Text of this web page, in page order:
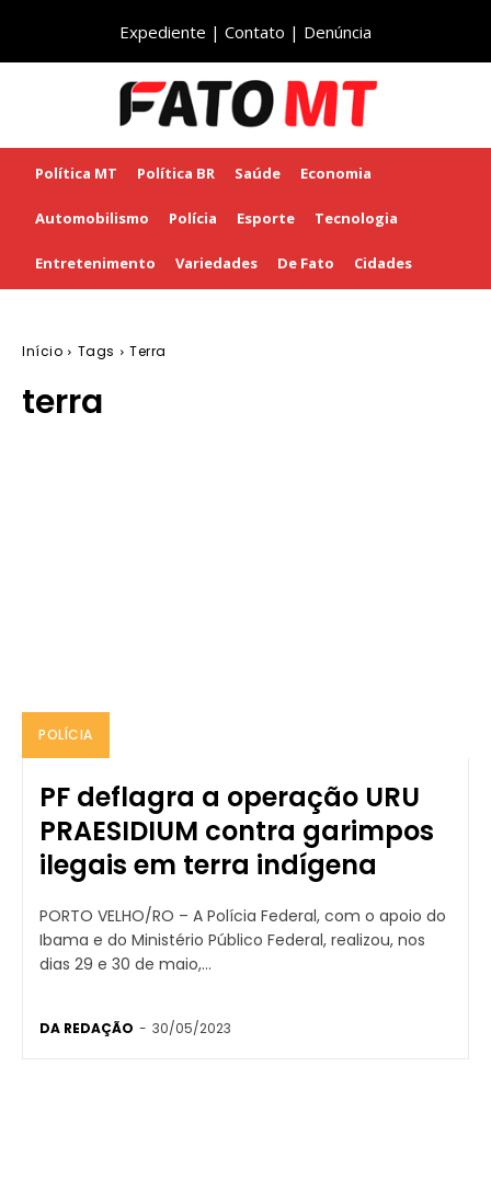
Expediente | Contato | Denúncia
Política MT Política BR Saúde Economia
Automobilismo Polícia Esporte Tecnologia
Entretenimento Variedades De Fato Cidades
Início Tags Terra
terra
POLÍCIA
PF deflagra a operação URU
PRAESIDIUM contra garimpos
ilegais em terra indígena
PORTO VELHO/RO – A Polícia Federal, com o apoio do
Ibama e do Ministério Público Federal, realizou, nos
dias 29 e 30 de maio,...
DA REDAÇÃO - 30/05/2023